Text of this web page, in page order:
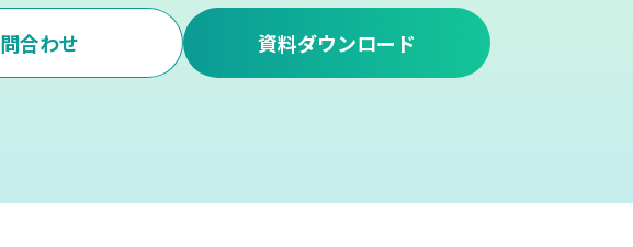
合わせ 資料ダウンロード